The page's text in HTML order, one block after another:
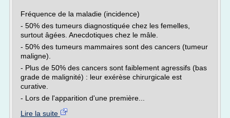
Fréquence de la maladie (incidence)
- 50% des tumeurs diagnostiquée chez les femelles,
surtout âgées. Anecdotiques chez le mâle.
- 50% des tumeurs mammaires sont des cancers (tumeur
maligne).
- Plus de 50% des cancers sont faiblement agressifs (bas
grade de malignité) : leur exérèse chirurgicale est
curative.
- Lors de l'apparition d'une première...
Lire la suite